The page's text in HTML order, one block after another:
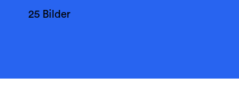
25 Bilder